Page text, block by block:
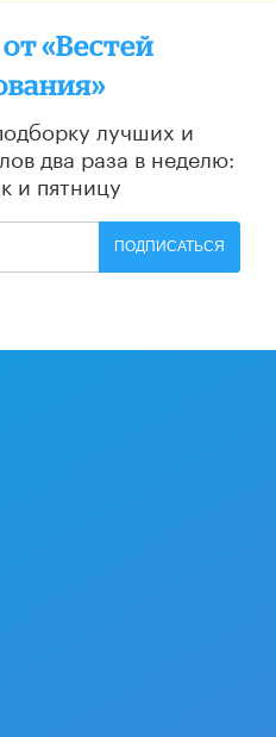
«Вестей
лучших и
два раза в неделю:
и пятницу
ПОДПИСАТЬСЯ